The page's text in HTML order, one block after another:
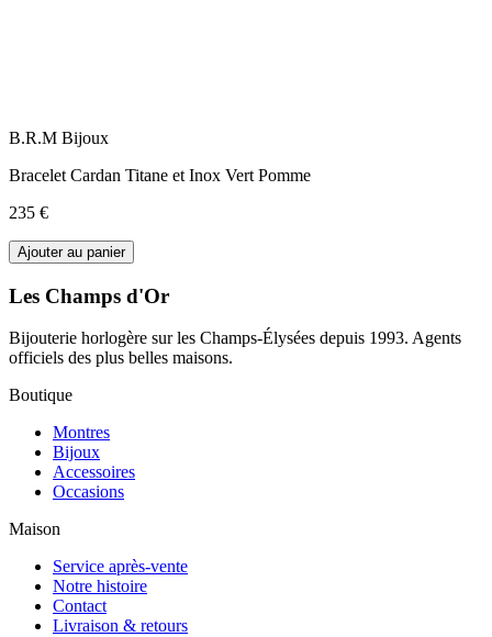
B.R.M Bijoux
Bracelet Cardan Titane et Inox Vert Pomme
235 €
Ajouter au panier
Les Champs d'Or
Bijouterie horlogère sur les Champs-Élysées depuis 1993. Agents
officiels des plus belles maisons.
Boutique
Montres
Bijoux
Accessoires
Occasions
Maison
Service après-vente
Notre histoire
Contact
Livraison & retours